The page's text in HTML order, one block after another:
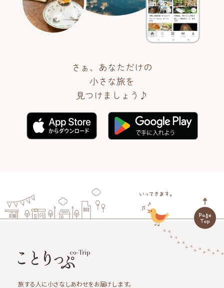
さぁ、あなただけの
小さな旅を
見つけましょう♪
旅する人に小さなしあわせをお届けします。